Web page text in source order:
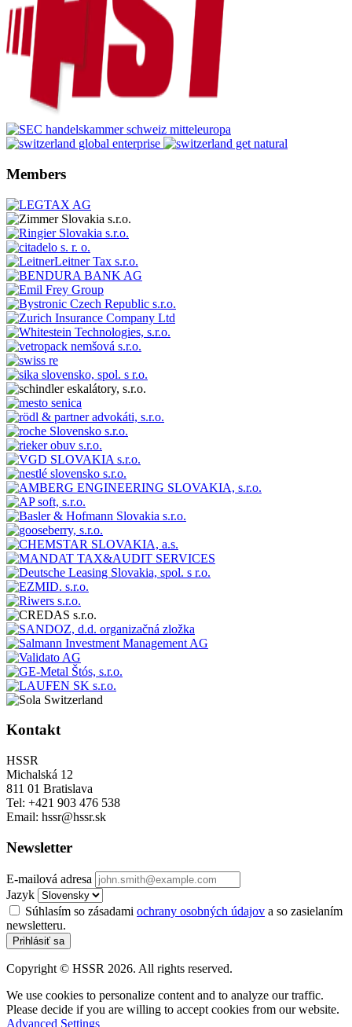
Members
Kontakt
HSSR
Michalská 12
811 01 Bratislava
Tel: +421 903 476 538
Email: hssr@hssr.sk
Newsletter
E-mailová adresa
Jazyk
Súhlasím so zásadami ochrany osobných údajov a so zasielaním
newsletteru.
Prihlásiť sa
Copyright © HSSR 2026. All rights reserved.
We use cookies to personalize content and to analyze our traffic.
Please decide if you are willing to accept cookies from our website.
Advanced Settings